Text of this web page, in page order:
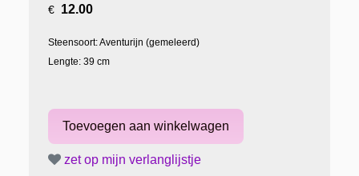
€ 12.00
Steensoort: Aventurijn (gemeleerd)
Lengte: 39 cm
zet op mijn verlanglijstje